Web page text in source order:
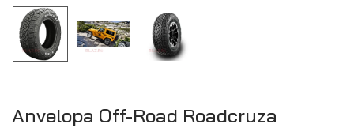
Anvelopa Off-Road Roadcruza